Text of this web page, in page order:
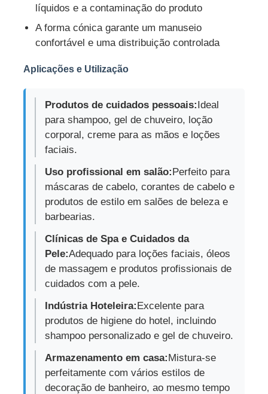
Fábrica
Controle de Qualidade
Fale Conosco
Pedir um orçamento
Botão de spray cosmético
frasco de loção cosmética
Botelha de gotejamento cosmético
Garrafa cosmética do rolo
Jarro de creme cosmético
tampa de plástico
líquidos e a contaminação do produto
A forma cónica garante um manuseio
confortável e uma distribuição controlada
Aplicações e Utilização
Produtos de cuidados pessoais:Ideal
para shampoo, gel de chuveiro, loção
corporal, creme para as mãos e loções
faciais.
Uso profissional em salão:Perfeito para
máscaras de cabelo, corantes de cabelo e
produtos de estilo em salões de beleza e
barbearias.
Clínicas de Spa e Cuidados da
Pele:Adequado para loções faciais, óleos
de massagem e produtos profissionais de
cuidados com a pele.
Indústria Hoteleira:Excelente para
produtos de higiene do hotel, incluindo
shampoo personalizado e gel de chuveiro.
Armazenamento em casa:Mistura-se
perfeitamente com vários estilos de
decoração de banheiro, ao mesmo tempo